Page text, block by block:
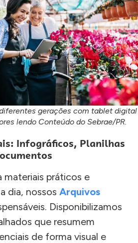
gerações com tablet digital
lendo Conteúdo do Sebrae/PR.
Infográficos, Planilhas
materiais práticos e
dia, nossos Arquivos
Disponibilizamos
que resumem
de forma visual e